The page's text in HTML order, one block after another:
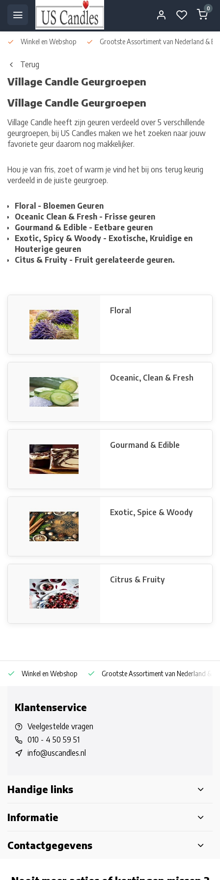
0
Winkel en Webshop Grootste Assortiment van Nederland &
Terug
Village Candle Geurgroepen
Village Candle Geurgroepen
Village Candle heeft zijn geuren verdeeld over 5 verschillende
geurgroepen, bij US Candles maken we het zoeken naar jouw
favoriete geur daarom nog makkelijker.
Hou je van fris, zoet of warm je vind het bij ons terug keurig
verdeeld in de juiste geurgroep.
Floral - Bloemen Geuren
Oceanic Clean & Fresh - Frisse geuren
Gourmand & Edible - Eetbare geuren
Exotic, Spicy & Woody - Exotische, Kruidige en
Houterige geuren
Citus & Fruity - Fruit gerelateerde geuren.
Floral
Oceanic, Clean & Fresh
Gourmand & Edible
Exotic, Spice & Woody
Citrus & Fruity
Winkel en Webshop Grootste Assortiment van Nederland &
Klantenservice
Veelgestelde vragen
010 - 4 50 59 51
info@uscandles.nl
Handige links
Informatie
Contactgegevens